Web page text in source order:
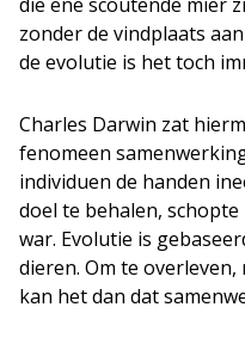
zonder de vindplaats
de evolutie is het toch
Charles Darwin zat
fenomeen
individuen de handen
doel te behalen,
war. Evolutie is
dieren. Om te
kan het dan dat